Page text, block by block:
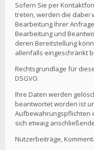
Sofern Sie per
treten, werden die dabei
Bearbeitung Ihrer
Bearbeitung und
deren Bereitstellung
allenfalls eingeschränkt
Rechtsgrundlage für
DSGVO.
Ihre Daten werden
beantwortet worden ist
Aufbewahrungspflichten
sich etwaig
Nutzerbeiträge,